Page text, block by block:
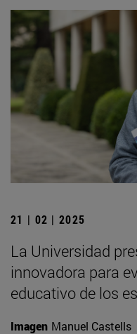
21 | 02 | 2025
La Universidad
innovadora para
educativo de los
Imagen Manuel Castells